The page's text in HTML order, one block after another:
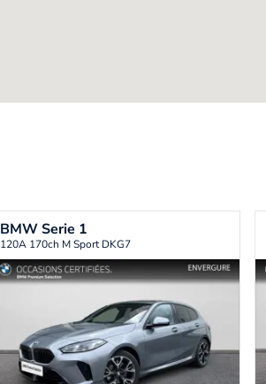
BMWSerie 1
120A 170ch M Sport DKG7